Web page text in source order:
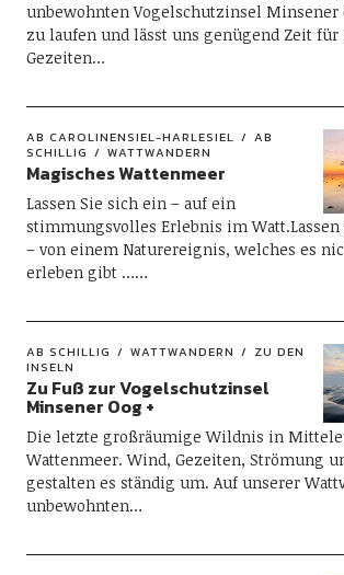
unbewohnten Vogelschutzinsel Minsener
zu laufen und lässt uns genügend Zeit
Gezeiten…
AB CAROLINENSIEL-HARLESIEL
AB
SCHILLIG
WATTWANDERN
Magisches Wattenmeer
Lassen Sie sich ein – auf ein
stimmungsvolles Erlebnis im Watt.Lassen
– von einem Naturereignis, welches es
erleben gibt ……
AB SCHILLIG WATTWANDERN
ZU DEN
INSELN
Zu Fuß zur Vogelschutzinsel
Minsener Oog +
Die letzte großräumige Wildnis in
Wattenmeer. Wind, Gezeiten, Strömung
gestalten es ständig um. Auf unserer
unbewohnten…